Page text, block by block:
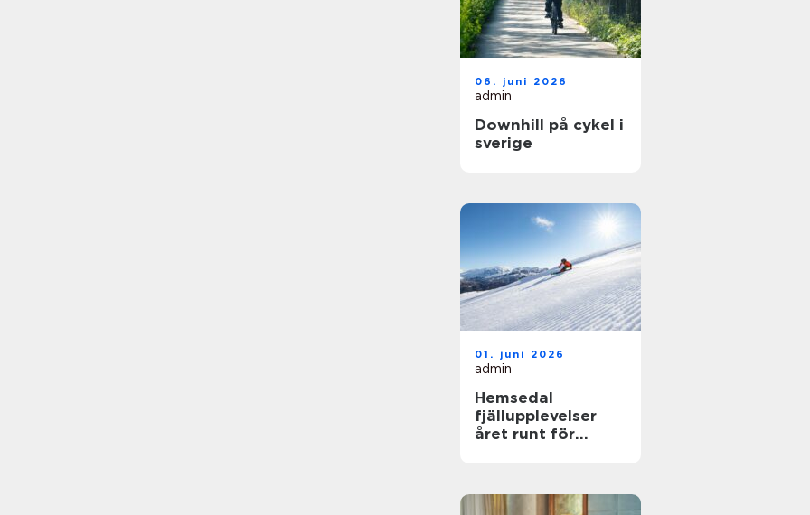
06. juni 2026
admin
Downhill på cykel i
sverige
01. juni 2026
admin
Hemsedal
fjällupplevelser
året runt för